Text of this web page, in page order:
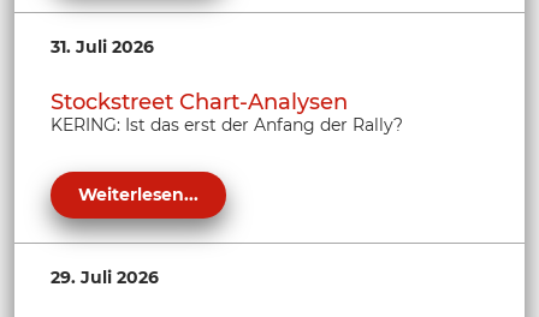
31. Juli 2026
Stockstreet Chart-Analysen
KERING: Ist das erst der Anfang der Rally?
Weiterlesen...
29. Juli 2026